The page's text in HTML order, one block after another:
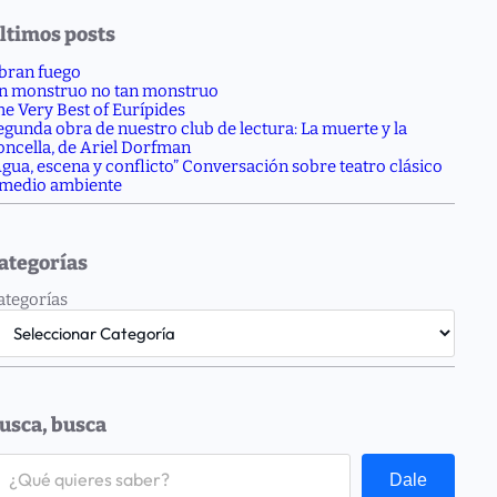
posts
fuego
monstruo no tan monstruo
Very Best of Eurípides
obra de nuestro club de lectura: La muerte y la
de Ariel Dorfman
escena y conflicto” Conversación sobre teatro clásico
ambiente
busca
Dale